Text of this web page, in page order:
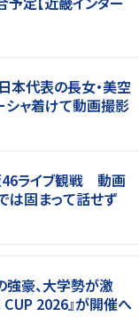
代表の長女・美空
ャ着けて動画撮影
46ライブ観戦 動画
固まって話せず
強豪、大学勢が激
2026』が開催へ